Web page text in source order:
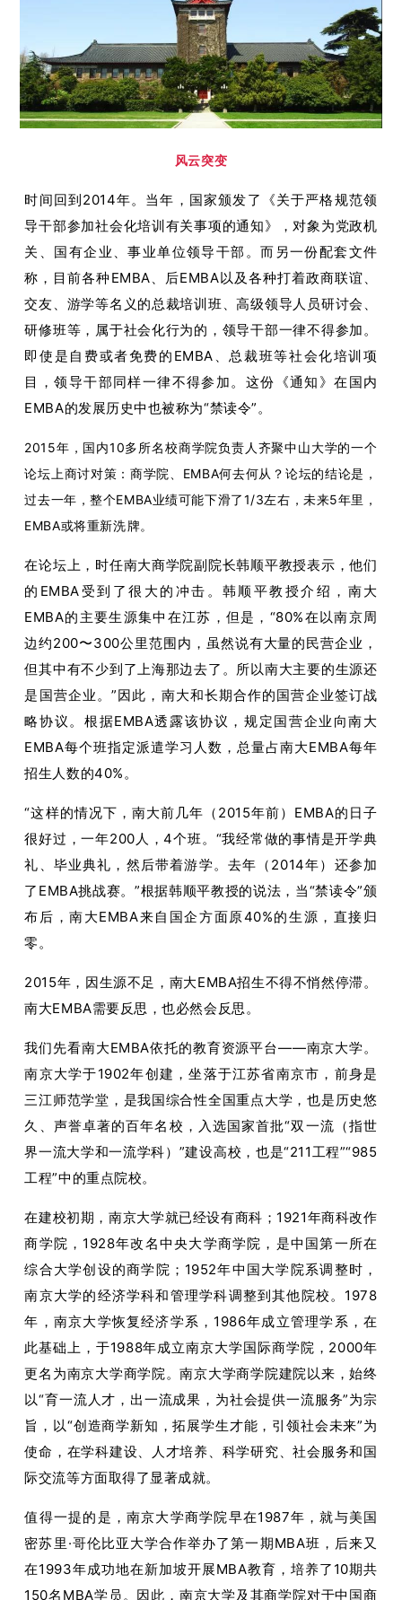
风云突变
时间回到2014年。当年，国家颁发了《关于严格规范领
导干部参加社会化培训有关事项的通知》，对象为党政机
关、国有企业、事业单位领导干部。而另一份配套文件
称，目前各种EMBA、后EMBA以及各种打着政商联谊、
交友、游学等名义的总裁培训班、高级领导人员研讨会、
研修班等，属于社会化行为的，领导干部一律不得参加。
即使是自费或者免费的EMBA、总裁班等社会化培训项
目，领导干部同样一律不得参加。这份《通知》在国内
EMBA的发展历史中也被称为“禁读令”。
2015年，国内10多所名校商学院负责人齐聚中山大学的一个
论坛上商讨对策：商学院、EMBA何去何从？论坛的结论是，
过去一年，整个EMBA业绩可能下滑了1/3左右，未来5年里，
EMBA或将重新洗牌。
在论坛上，时任南大商学院副院长韩顺平教授表示，他们
的EMBA受到了很大的冲击。韩顺平教授介绍，南大
EMBA的主要生源集中在江苏，但是，“80%在以南京周
边约200〜300公里范围内，虽然说有大量的民营企业，
但其中有不少到了上海那边去了。所以南大主要的生源还
是国营企业。”因此，南大和长期合作的国营企业签订战
略协议。根据EMBA透露该协议，规定国营企业向南大
EMBA每个班指定派遣学习人数，总量占南大EMBA每年
招生人数的40%。
“这样的情况下，南大前几年（2015年前）EMBA的日子
很好过，一年200人，4个班。“我经常做的事情是开学典
礼、毕业典礼，然后带着游学。去年（2014年）还参加
了EMBA挑战赛。”根据韩顺平教授的说法，当“禁读令”颁
布后，南大EMBA来自国企方面原40%的生源，直接归
零。
2015年，因生源不足，南大EMBA招生不得不悄然停滞。
南大EMBA需要反思，也必然会反思。
我们先看南大EMBA依托的教育资源平台——南京大学。
南京大学于1902年创建，坐落于江苏省南京市，前身是
三江师范学堂，是我国综合性全国重点大学，也是历史悠
久、声誉卓著的百年名校，入选国家首批“双一流（指世
界一流大学和一流学科）”建设高校，也是“211工程”“985
工程”中的重点院校。
在建校初期，南京大学就已经设有商科；1921年商科改作
商学院，1928年改名中央大学商学院，是中国第一所在
综合大学创设的商学院；1952年中国大学院系调整时，
南京大学的经济学科和管理学科调整到其他院校。1978
年，南京大学恢复经济学系，1986年成立管理学系，在
此基础上，于1988年成立南京大学国际商学院，2000年
更名为南京大学商学院。南京大学商学院建院以来，始终
以“育一流人才，出一流成果，为社会提供一流服务”为宗
旨，以“创造商学新知，拓展学生才能，引领社会未来”为
使命，在学科建设、人才培养、科学研究、社会服务和国
际交流等方面取得了显著成就。
值得一提的是，南京大学商学院早在1987年，就与美国
密苏里·哥伦比亚大学合作举办了第一期MBA班，后来又
在1993年成功地在新加坡开展MBA教育，培养了10期共
150名MBA学员。因此，南京大学及其商学院对于中国商